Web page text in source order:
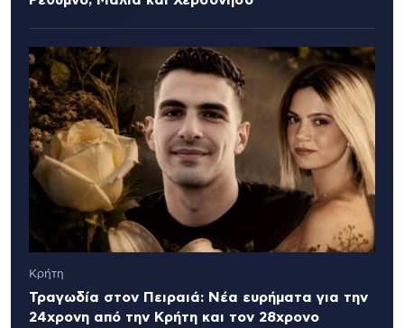
Κρήτη
Τραγωδία στον Πειραιά: Νέα ευρήματα για την
24χρονη από την Κρήτη και τον 28χρονο